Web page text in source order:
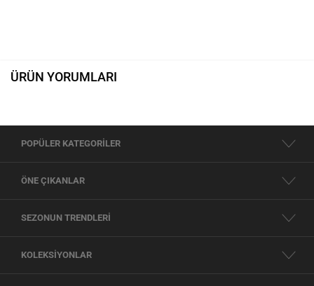
ÜRÜN YORUMLARI
POPÜLER KATEGORİLER
ÖNE ÇIKANLAR
SEZONUN TRENDLERİ
KOLEKSİYONLAR